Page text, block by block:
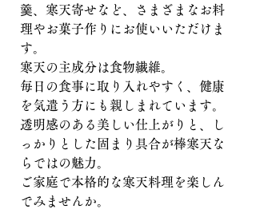
羹、寒天寄せなど、さまざまなお料
理やお菓子作りにお使いいただけま
す。
寒天の主成分は食物繊維。
毎日の食事に取り入れやすく、健康
を気遣う方にも親しまれています。
透明感のある美しい仕上がりと、し
っかりとした固まり具合が棒寒天な
らではの魅力。
ご家庭で本格的な寒天料理を楽しん
でみませんか。